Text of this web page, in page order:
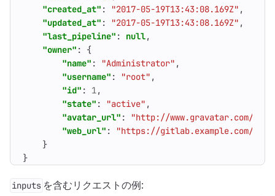
"created_at" : "2017-05-19T13:43:08.169Z" ,
"updated_at" : "2017-05-19T13:43:08.169Z" ,
"last_pipeline" : null,
"owner" :
{
"name" : "Administrator" ,
"username" : "root" ,
"id" : 1,
"state" : "active" ,
"avatar_url" :
"http://www.gravatar.com/
"web_url" :
"https://gitlab.example.com/
}
}
inputs を含むリクエストの例: